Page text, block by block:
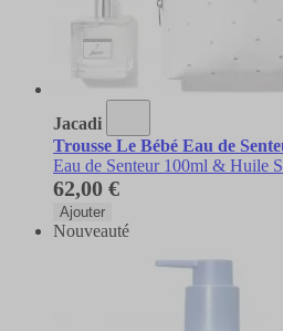
Jacadi
Trousse Le Bébé Eau de
Eau de Senteur 100ml & Huile
62,00 €
Ajouter
Nouveauté